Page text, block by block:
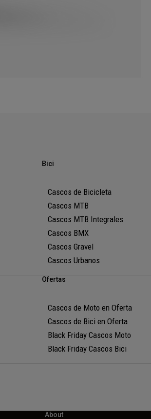
Bici
Cascos de Bicicleta
Cascos MTB
Cascos MTB Integrales
Cascos BMX
Cascos Gravel
Cascos Urbanos
Ofertas
Cascos de Moto en Oferta
Cascos de Bici en Oferta
Black Friday Cascos Moto
Black Friday Cascos Bici
About